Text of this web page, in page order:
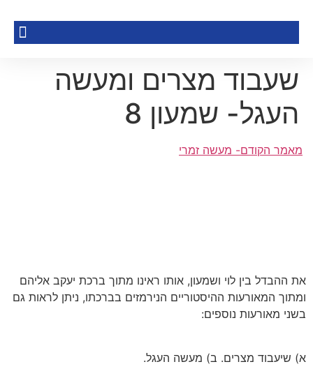
שעבוד מצרים ומעשה
העגל- שמעון 8
מאמר הקודם- מעשה זמרי
את ההבדל בין לוי ושמעון, אותו ראינו מתוך ברכת יעקב אליהם
ומתוך המאורעות ההיסטוריים הנירמזים בברכתו, ניתן לראות גם
בשני מאורעות נוספים:
א) שיעבוד מצרים. ב) מעשה העגל.